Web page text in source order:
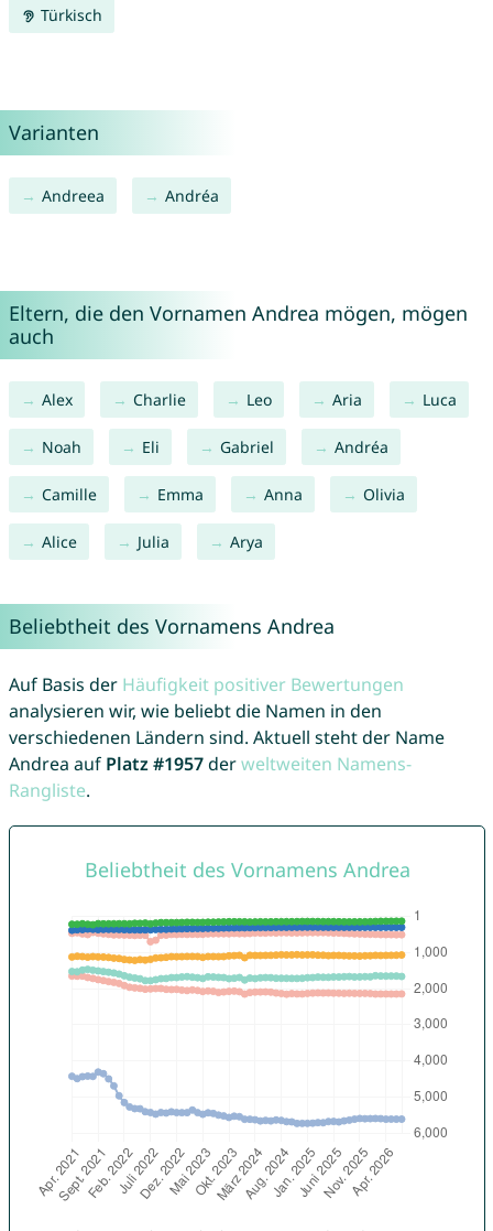
Türkisch
Varianten
Andreea Andréa
Eltern, die den Vornamen Andrea mögen, mögen
auch
Alex Charlie Leo Aria Luca
Noah Eli Gabriel Andréa
Camille Emma Anna Olivia
Alice Julia Arya
Beliebtheit des Vornamens Andrea
Auf Basis der Häufigkeit positiver Bewertungen
analysieren wir, wie beliebt die Namen in den
verschiedenen Ländern sind. Aktuell steht der Name
Andrea auf Platz #1957derweltweiten Namens-
Rangliste.